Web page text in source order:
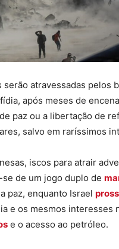
serão atravessadas pelos
após meses de
paz ou a libertação de
salvo em raríssimos
iscos para atrair
de um jogo duplo de
paz, enquanto Israel
e os mesmos interesses
e o acesso ao petróleo.